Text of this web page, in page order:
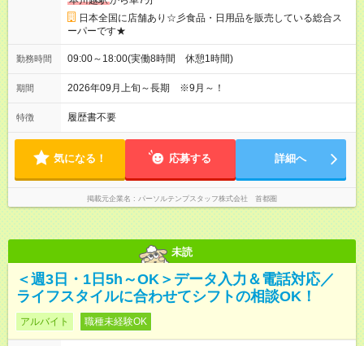
日本全国に店舗あり☆彡食品・日用品を販売している総合ス
ーパーです★
勤務時間 09:00～18:00(実働8時間 休憩1時間)
期間 2026年09月上旬～長期 ※9月～！
特徴 履歴書不要
気になる！ 応募する 詳細へ
掲載元企業名 パーソルテンプスタッフ株式会社 首都圏
未読
＜週3日・1日5h～OK＞データ入力＆電話対応／
ライフスタイルに合わせてシフトの相談OK！
アルバイト 職種未経験OK